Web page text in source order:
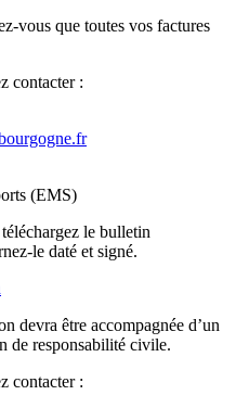
vous que toutes vos factures
contacter :
(EMS)
le bulletin
le daté et signé.
devra être accompagnée d’un
de responsabilité civile.
contacter :